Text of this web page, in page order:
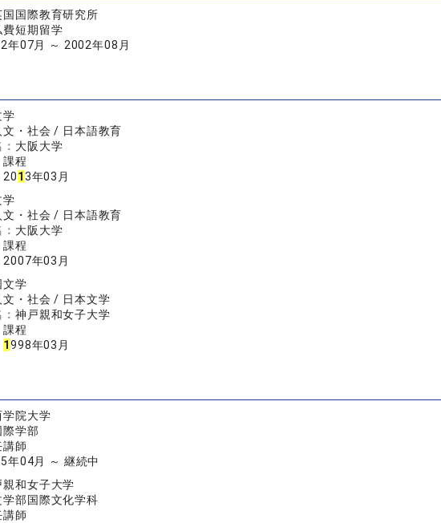
国国際教育研究所
費短期留学
年07月 ～ 2002年08月
学
文・社会 / 日本語教育
大阪大学
課程
2013年03月
学
文・社会 / 日本語教育
大阪大学
課程
2007年03月
文学
文・社会 / 日本文学
：神戸親和女子大学
課程
1998年03月
学院大学
際学部
講師
年04月 ～ 継続中
親和女子大学
学部国際文化学科
講師